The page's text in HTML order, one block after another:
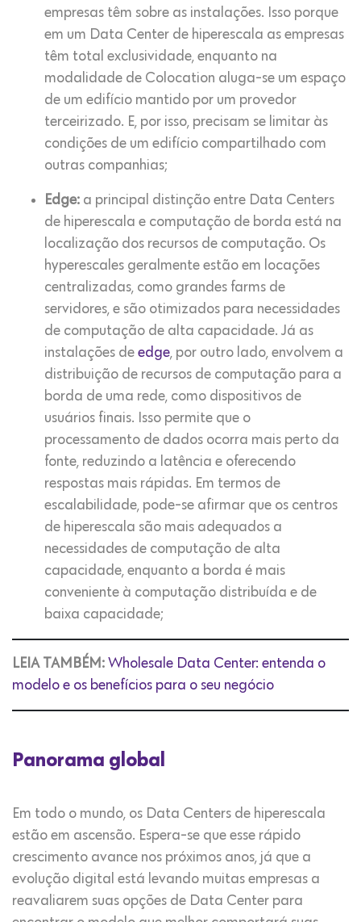
empresas têm sobre as instalações. Isso porque
em um Data Center de hiperescala as empresas
têm total exclusividade, enquanto na
modalidade de Colocation aluga-se um espaço
de um edifício mantido por um provedor
terceirizado. E, por isso, precisam se limitar às
condições de um edifício compartilhado com
outras companhias;
Edge: a principal distinção entre Data Centers
de hiperescala e computação de borda está na
localização dos recursos de computação. Os
hyperescales geralmente estão em locações
centralizadas, como grandes farms de
servidores, e são otimizados para necessidades
de computação de alta capacidade. Já as
instalações de edge, por outro lado, envolvem a
distribuição de recursos de computação para a
borda de uma rede, como dispositivos de
usuários finais. Isso permite que o
processamento de dados ocorra mais perto da
fonte, reduzindo a latência e oferecendo
respostas mais rápidas. Em termos de
escalabilidade, pode-se afirmar que os centros
de hiperescala são mais adequados a
necessidades de computação de alta
capacidade, enquanto a borda é mais
conveniente à computação distribuída e de
baixa capacidade;
LEIA TAMBÉM: Wholesale Data Center: entenda o
modelo e os benefícios para o seu negócio
Panorama global
Em todo o mundo, os Data Centers de hiperescala
estão em ascensão. Espera-se que esse rápido
crescimento avance nos próximos anos, já que a
evolução digital está levando muitas empresas a
reavaliarem suas opções de Data Center para